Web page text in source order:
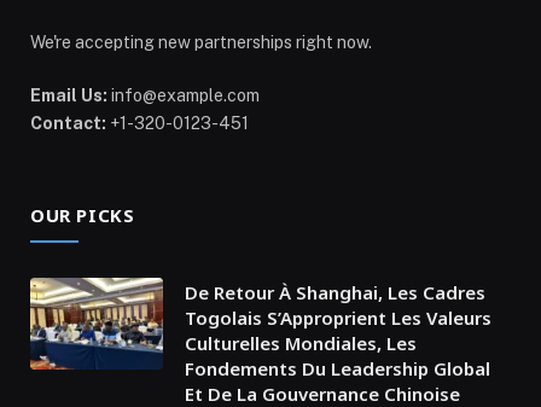
We're accepting new partnerships right now.
Email Us: info@example.com
Contact: +1-320-0123-451
OUR PICKS
De Retour À Shanghai, Les Cadres
Togolais S’Approprient Les Valeurs
Culturelles Mondiales, Les
Fondements Du Leadership Global
Et De La Gouvernance Chinoise